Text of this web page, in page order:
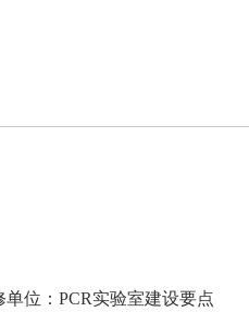
位：PCR实验室建设要点